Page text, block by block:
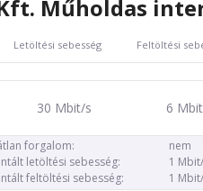
Műholdas
Letöltési sebesség Feltöltési
30 Mbit/s 6
forgalom:
nem
letöltési sebesség:
1
feltöltési sebesség:
1